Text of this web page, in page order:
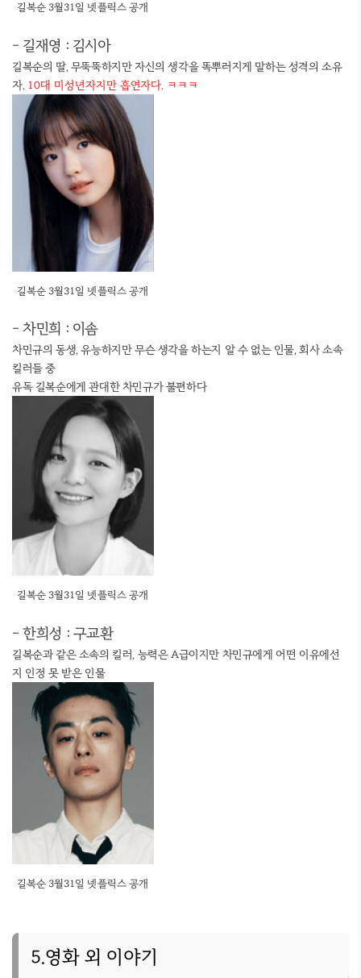
길복순 3월31일 넷플릭스 공개
- 길재영 : 김시아
길복순의 딸, 무뚝뚝하지만 자신의 생각을 똑뿌러지게 말하는 성격의 소유
자. 10대 미성년자지만 흡연자다. ㅋㅋㅋ
길복순 3월31일 넷플릭스 공개
- 차민희 : 이솜
차민규의 동생, 유능하지만 무슨 생각을 하는지 알 수 없는 인물, 회사 소속
킬러들 중
유독 길복순에게 관대한 차민규가 불편하다
길복순 3월31일 넷플릭스 공개
- 한희성 : 구교환
길복순과 같은 소속의 킬러, 능력은 A급이지만 차민규에게 어떤 이유에선
지 인정 못 받은 인물
길복순 3월31일 넷플릭스 공개
5.영화 외 이야기